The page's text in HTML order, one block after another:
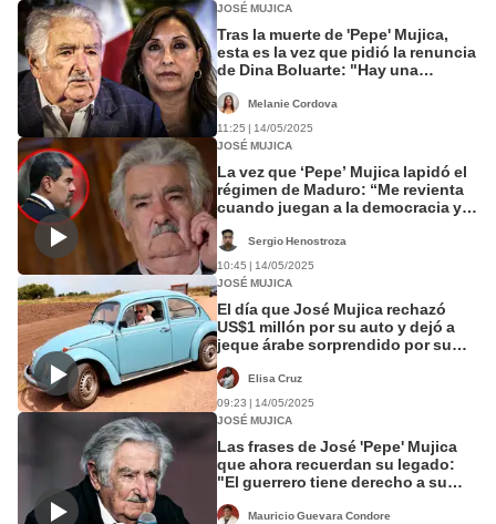
JOSÉ MUJICA
Tras la muerte de 'Pepe' Mujica,
esta es la vez que pidió la renuncia
de Dina Boluarte: "Hay una
Melanie Cordova
11:25 | 14/05/2025
JOSÉ MUJICA
La vez que ‘Pepe’ Mujica lapidó el
régimen de Maduro: “Me revienta
cuando juegan a la democracia y
Sergio Henostroza
10:45 | 14/05/2025
JOSÉ MUJICA
El día que José Mujica rechazó
US$1 millón por su auto y dejó a
jeque árabe sorprendido por su
en mi galpón”
Elisa Cruz
09:23 | 14/05/2025
JOSÉ MUJICA
Las frases de José 'Pepe' Mujica
que ahora recuerdan su legado:
"El guerrero tiene derecho a su
Mauricio Guevara Condore